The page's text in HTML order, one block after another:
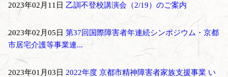
2023年02月11日 乙訓不登校講演会（2/19）のご案内
2023年02月05日 第37回国際障害者年連続シンポジウム・京都
市居宅介護等事業連...
2023年01月03日 2022年度 京都市精神障害者家族支援事業 い